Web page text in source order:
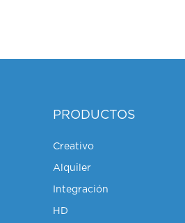
PRODUCTOS
Creativo
Alquiler
Integración
HD